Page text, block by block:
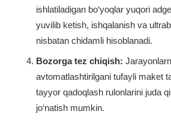
ishlatiladigan bo‘yoqlar yuqori
yuvilib ketish, ishqalanish va
nisbatan chidamli hisoblanadi.
Bozorga tez chiqish:
avtomatlashtirilgani tufayli maket
tayyor qadoqlash rulonlarini juda
jo‘natish mumkin.